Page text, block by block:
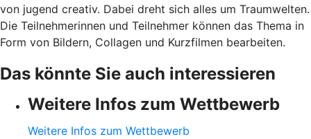
von jugend creativ. Dabei dreht sich alles um Traumwelten.
Die Teilnehmerinnen und Teilnehmer können das Thema in
Form von Bildern, Collagen und Kurzfilmen bearbeiten.
Das könnte Sie auch interessieren
Weitere Infos zum Wettbewerb
Weitere Infos zum Wettbewerb